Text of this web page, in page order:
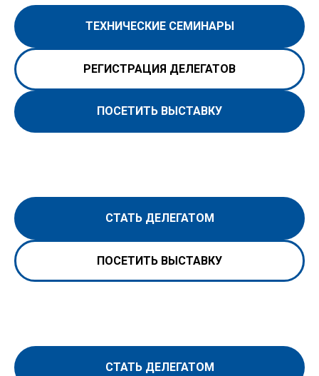
ТЕХНИЧЕСКИЕ СЕМИНАРЫ
РЕГИСТРАЦИЯ ДЕЛЕГАТОВ
ПОСЕТИТЬ ВЫСТАВКУ
СТАТЬ ДЕЛЕГАТОМ
ПОСЕТИТЬ ВЫСТАВКУ
СТАТЬ ДЕЛЕГАТОМ